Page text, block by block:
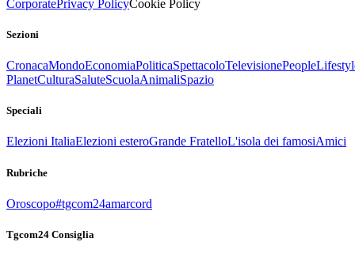
CorporatePrivacy PolicyCookie Policy
Sezioni
CronacaMondoEconomiaPoliticaSpettacoloTelevisionePeople
PlanetCulturaSaluteScuolaAnimaliSpazio
Speciali
Elezioni ItaliaElezioni esteroGrande FratelloL'isola dei famosiAmici
Rubriche
Oroscopo#tgcom24amarcord
Tgcom24 Consiglia